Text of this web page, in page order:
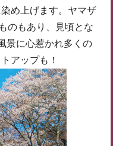
め上げます。ヤマザ
のもあり、見頃とな
景に心惹かれ多くの
アップも！